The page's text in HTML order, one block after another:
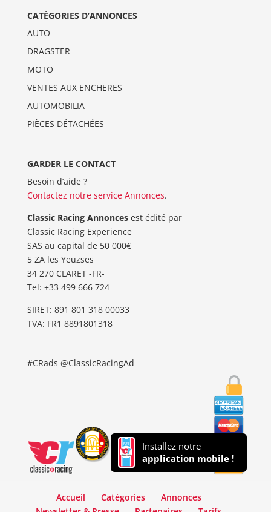
CATÉGORIES D’ANNONCES
AUTO
DRAGSTER
MOTO
VENTES AUX ENCHERES
AUTOMOBILIA
PIÈCES DÉTACHÉES
GARDER LE CONTACT
Besoin d’aide ?
Contactez notre service Annonces.
Classic Racing Annoncesest édité par
Classic Racing Experience
SAS au capital de 50 000€
5 ZA les Yeuzses
34 270 CLARET -FR-
Tel: ‭+33 499 666 724‬
SIRET: 891 801 318 00033
TVA: FR1 8891801318
#CRads @ClassicRacingAd
Installez notre
application mobile !
Accueil Catégories
Annonces